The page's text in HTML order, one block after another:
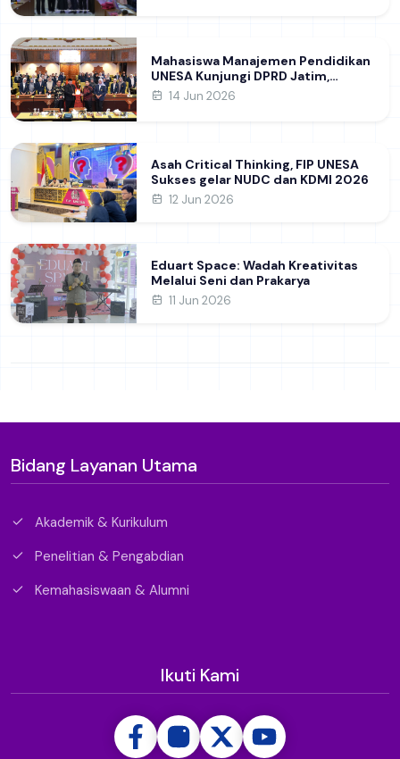
Ilmiah Internasional dukung SDG 4
Mahasiswa Manajemen Pendidikan
UNESA Kunjungi DPRD Jatim,
Perdalam Pemahaman Kebijakan
14 Jun 2026
Asah Critical Thinking, FIP UNESA
Sukses gelar NUDC dan KDMI 2026
12 Jun 2026
Eduart Space: Wadah Kreativitas
Melalui Seni dan Prakarya
11 Jun 2026
Bidang Layanan Utama
Akademik & Kurikulum
Penelitian & Pengabdian
Kemahasiswaan & Alumni
Ikuti Kami